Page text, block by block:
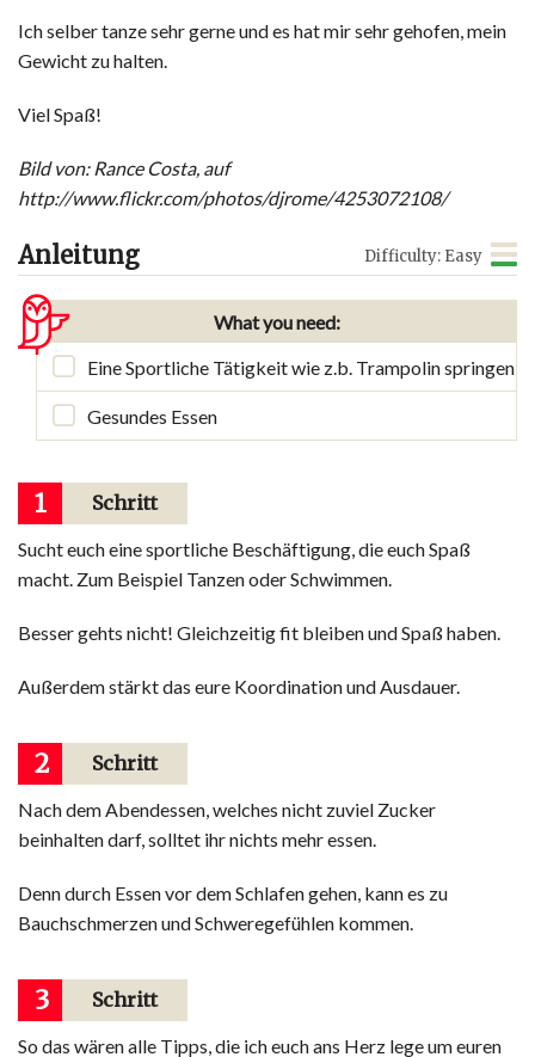
Ich selber tanze sehr gerne und es hat mir sehr gehofen, mein
Gewicht zu halten.
Viel Spaß!
Bild von: Rance Costa, auf
http://www.flickr.com/photos/djrome/4253072108/
Anleitung Difficulty: Easy
What you need:
Eine Sportliche Tätigkeit wie z.b. Trampolin springen
Gesundes Essen
1 Schritt
Sucht euch eine sportliche Beschäftigung, die euch Spaß
macht. Zum Beispiel Tanzen oder Schwimmen.
Besser gehts nicht! Gleichzeitig fit bleiben und Spaß haben.
Außerdem stärkt das eure Koordination und Ausdauer.
2 Schritt
Nach dem Abendessen, welches nicht zuviel Zucker
beinhalten darf, solltet ihr nichts mehr essen.
Denn durch Essen vor dem Schlafen gehen, kann es zu
Bauchschmerzen und Schweregefühlen kommen.
3 Schritt
So das wären alle Tipps, die ich euch ans Herz lege um euren